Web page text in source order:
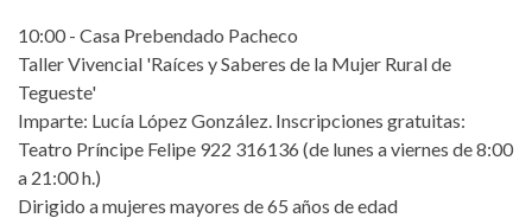
10:00 - Casa Prebendado Pacheco
Taller Vivencial 'Raíces y Saberes de la Mujer Rural de
Tegueste'
Imparte: Lucía López González. Inscripciones gratuitas:
Teatro Príncipe Felipe 922 316136 (de lunes a viernes de 8:00
a 21:00 h.)
Dirigido a mujeres mayores de 65 años de edad